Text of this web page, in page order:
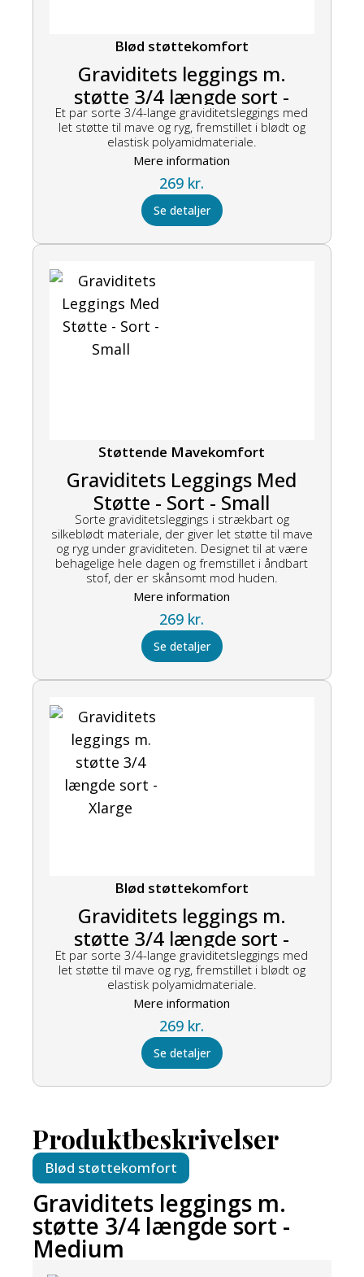
Blød støttekomfort
Graviditets leggings m.
støtte 3/4 længde sort -
Large
Et par sorte 3/4-lange graviditetsleggings med
let støtte til mave og ryg, fremstillet i blødt og
elastisk polyamidmateriale.
269 kr.
Se detaljer
Mere information
Støttende Mavekomfort
Graviditets Leggings Med
Støtte - Sort - Small
Sorte graviditetsleggings i strækbart og
silkeblødt materiale, der giver let støtte til mave
og ryg under graviditeten. Designet til at være
behagelige hele dagen og fremstillet i åndbart
stof, der er skånsomt mod huden.
269 kr.
Se detaljer
Mere information
Blød støttekomfort
Graviditets leggings m.
støtte 3/4 længde sort -
Xlarge
Et par sorte 3/4-lange graviditetsleggings med
let støtte til mave og ryg, fremstillet i blødt og
elastisk polyamidmateriale.
269 kr.
Se detaljer
Mere information
Produktbeskrivelser
Blød støttekomfort
Graviditets leggings m.
støtte 3/4 længde sort -
Medium